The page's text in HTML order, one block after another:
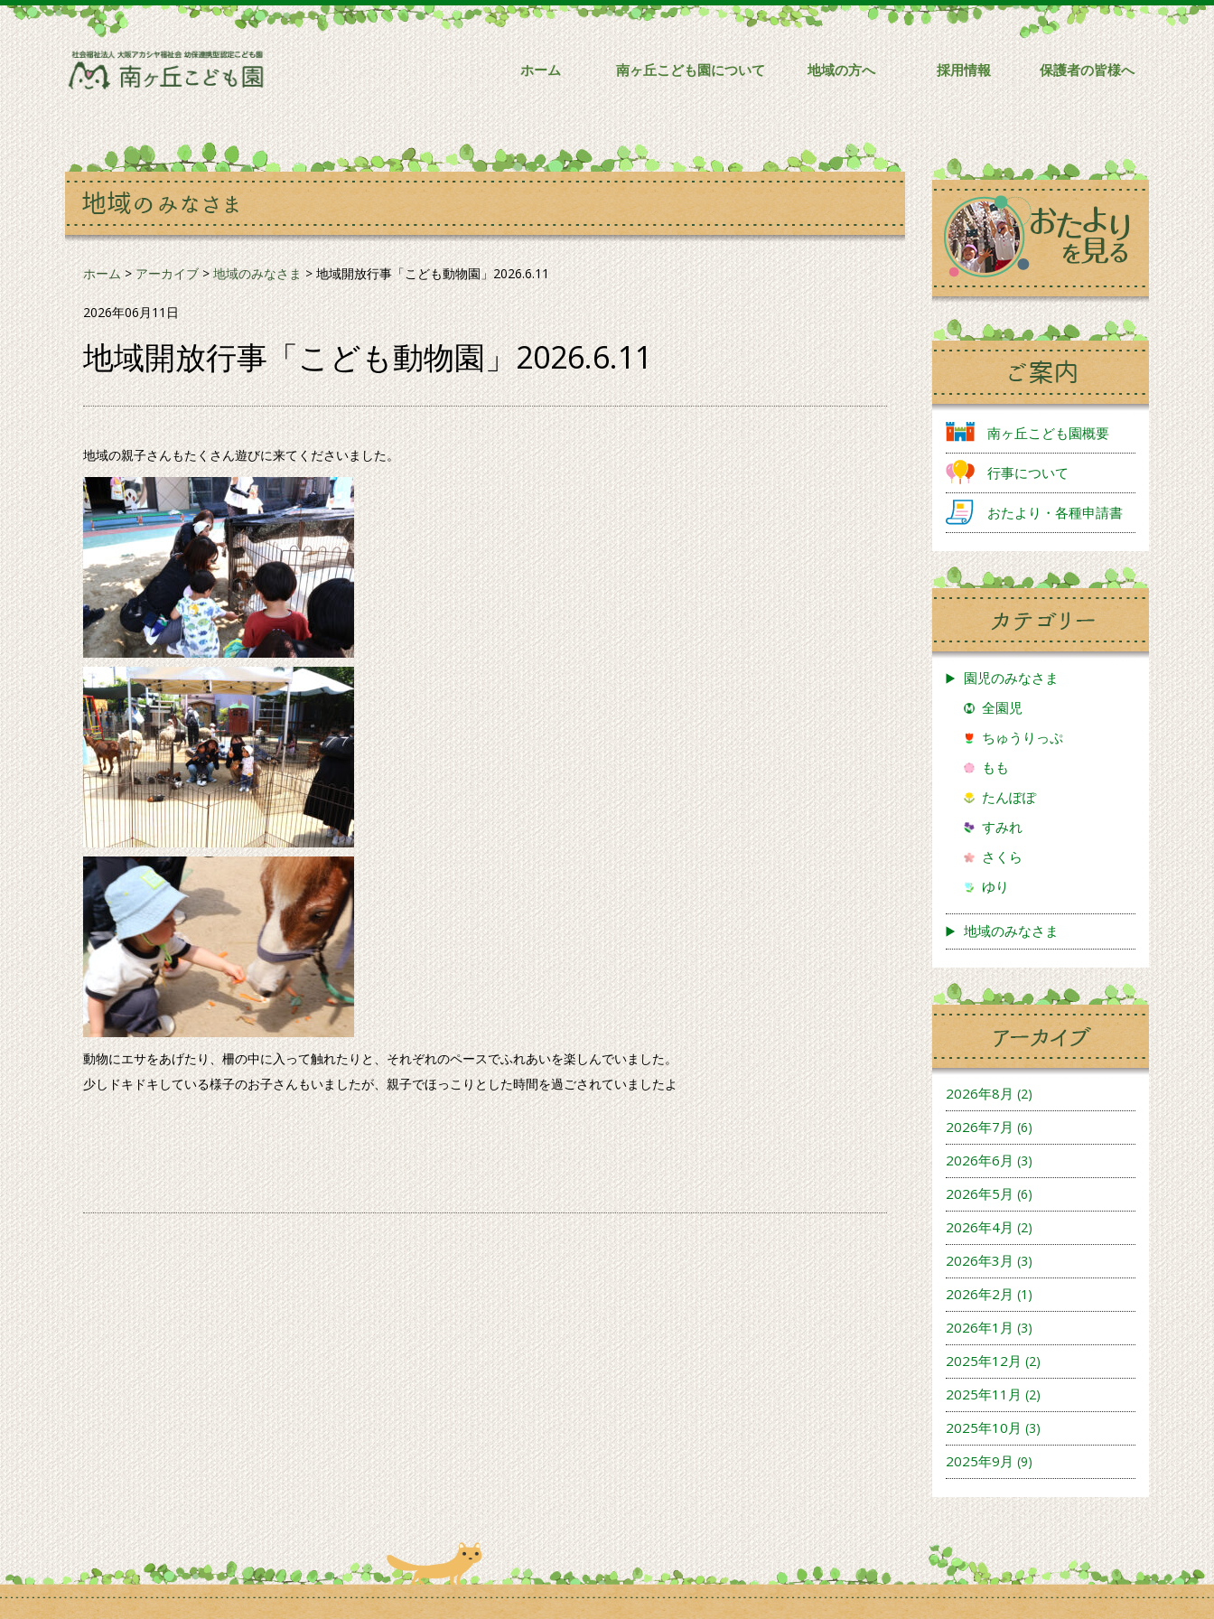
ホーム 南ヶ丘こども園について 地域の方へ 採用情報 保護者の皆様へ
ホーム>アーカイブ>地域のみなさま>地域開放行事「こども動物園」2026.6.11
2026年06月11日
地域開放行事「こども動物園」2026.6.11
地域の親子さんもたくさん遊びに来てくださいました。
動物にエサをあげたり、柵の中に入って触れたりと、それぞれのペースでふれあいを楽しんでいました。
少しドキドキしている様子のお子さんもいましたが、親子でほっこりとした時間を過ごされていましたよ
南ヶ丘こども園概要
行事について
おたより・各種申請書
園児のみなさま
全園児
ちゅうりっぷ
もも
たんぽぽ
すみれ
さくら
ゆり
地域のみなさま
2026年8月 (2)
2026年7月 (6)
2026年6月 (3)
2026年5月 (6)
2026年4月 (2)
2026年3月 (3)
2026年2月 (1)
2026年1月 (3)
2025年12月 (2)
2025年11月 (2)
2025年10月 (3)
2025年9月 (9)